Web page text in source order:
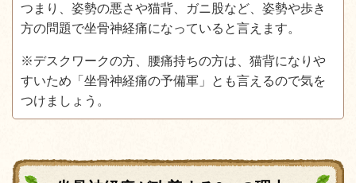
つまり、姿勢の悪さや猫背、ガニ股など、姿勢や歩き
方の問題で坐骨神経痛になっていると言えます。
※デスクワークの方、腰痛持ちの方は、猫背になりや
すいため「坐骨神経痛の予備軍」とも言えるので気を
つけましょう。